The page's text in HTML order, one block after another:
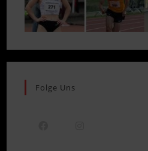
Folge Uns